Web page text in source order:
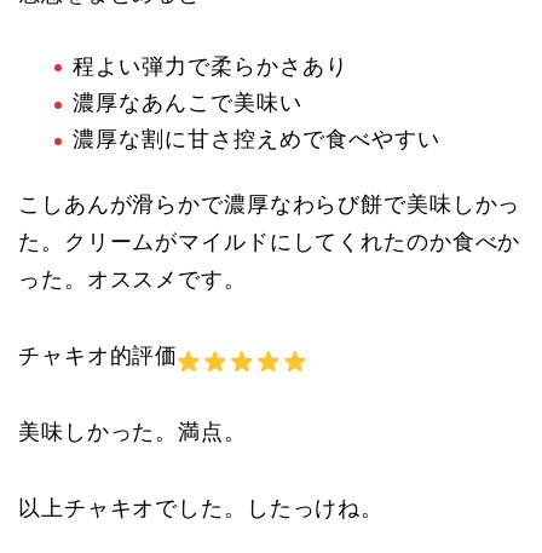
程よい弾力で柔らかさあり
濃厚なあんこで美味い
濃厚な割に甘さ控えめで食べやすい
こしあんが滑らかで濃厚なわらび餅で美味しかっ
た。クリームがマイルドにしてくれたのか食べか
った。オススメです。
チャキオ的評価
美味しかった。満点。
以上チャキオでした。したっけね。